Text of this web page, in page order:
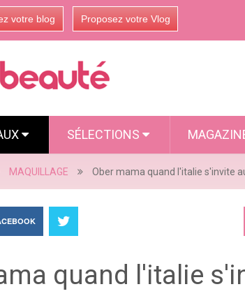
votre blog Proposez votre Vlog
SÉLECTIONS
MAQUILLAGE Ober mama quand l'italie s'invite
quand l'italie